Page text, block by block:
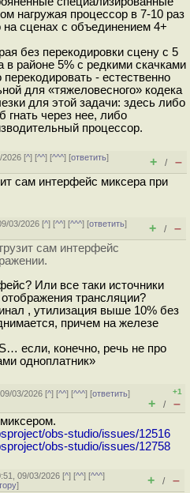
нагружая процессор в 7-10 раз
на сценах с объединением 4+
без перекодировки сцену с 5
в районе 5% c редкими скачками
- естественно
для «тяжеловесного» кодека
для этой задачи: здесь либо
гнать через нее, либо
процессор.
2026 [^] [^^] [^^^] [ответить]
+ / –
сам интерфейс миксера при
03/2026 [^] [^^] [^^^] [ответить]
+ / –
сам интерфейс
Или все таки источники
трансляции?
, утилизация выше 10% без
причем на железе
если, конечно, речь не про
одноплатник»
03/2026 [^] [^^] [^^^] [ответить]
+1
+ / –
obs-studio/issues/12516
obs-studio/issues/12758
09/03/2026 [^] [^^] [^^^]
] + / –